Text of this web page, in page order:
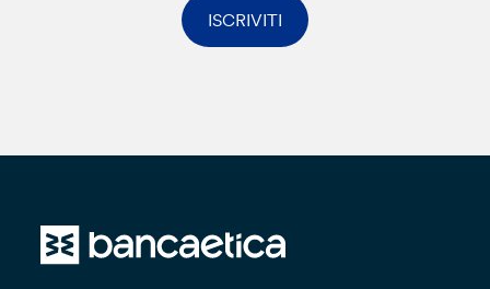
in Paesi Terzi, con ciò intendendo paesi non
appartenenti all’Unione Europea o allo Spazio
o, in caso contrario, esclusivamente previa
contrattualizzazione di Clausole Contrattuali
ISCRIVITI